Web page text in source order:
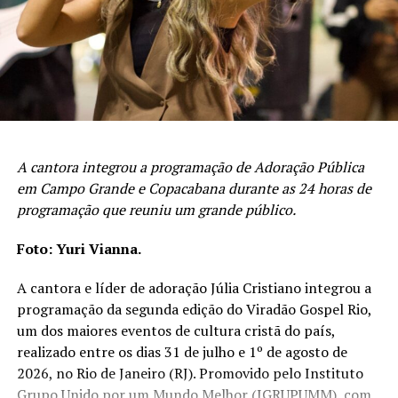
A cantora integrou a programação de Adoração Pública
em Campo Grande e Copacabana durante as 24 horas de
programação que reuniu um grande público.
Foto: Yuri Vianna.
A cantora e líder de adoração Júlia Cristiano integrou a
programação da segunda edição do Viradão Gospel Rio,
um dos maiores eventos de cultura cristã do país,
realizado entre os dias 31 de julho e 1º de agosto de
2026, no Rio de Janeiro (RJ). Promovido pelo Instituto